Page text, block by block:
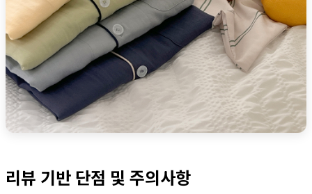
리뷰 기반 단점 및 주의사항